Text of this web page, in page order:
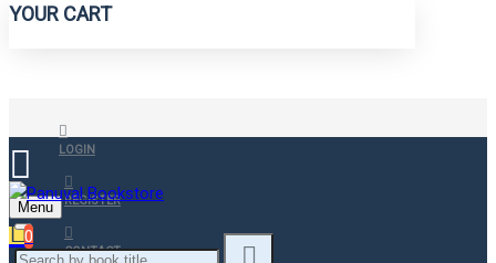
YOUR CART
LOGIN
REGISTER
CONTACT
Menu
0